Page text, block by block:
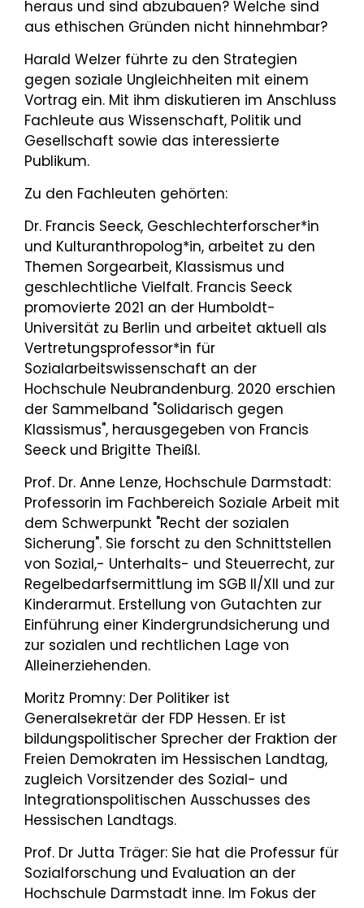
heraus und sind abzubauen? Welche sind
aus ethischen Gründen nicht hinnehmbar?
Harald Welzer führte zu den Strategien
gegen soziale Ungleichheiten mit einem
Vortrag ein. Mit ihm diskutieren im Anschluss
Fachleute aus Wissenschaft, Politik und
Gesellschaft sowie das interessierte
Publikum.
Zu den Fachleuten gehörten:
Dr. Francis Seeck, Geschlechterforscher*in
und Kulturanthropolog*in, arbeitet zu den
Themen Sorgearbeit, Klassismus und
geschlechtliche Vielfalt. Francis Seeck
promovierte 2021 an der Humboldt-
Universität zu Berlin und arbeitet aktuell als
Vertretungsprofessor*in für
Sozialarbeitswissenschaft an der
Hochschule Neubrandenburg. 2020 erschien
der Sammelband "Solidarisch gegen
Klassismus", herausgegeben von Francis
Seeck und Brigitte Theißl.
Prof. Dr. Anne Lenze, Hochschule Darmstadt:
Professorin im Fachbereich Soziale Arbeit mit
dem Schwerpunkt "Recht der sozialen
Sicherung". Sie forscht zu den Schnittstellen
von Sozial,- Unterhalts- und Steuerrecht, zur
Regelbedarfsermittlung im SGB II/XII und zur
Kinderarmut. Erstellung von Gutachten zur
Einführung einer Kindergrundsicherung und
zur sozialen und rechtlichen Lage von
Alleinerziehenden.
Moritz Promny: Der Politiker ist
Generalsekretär der FDP Hessen. Er ist
bildungspolitischer Sprecher der Fraktion der
Freien Demokraten im Hessischen Landtag,
zugleich Vorsitzender des Sozial- und
Integrationspolitischen Ausschusses des
Hessischen Landtags.
Prof. Dr Jutta Träger: Sie hat die Professur für
Sozialforschung und Evaluation an der
Hochschule Darmstadt inne. Im Fokus der